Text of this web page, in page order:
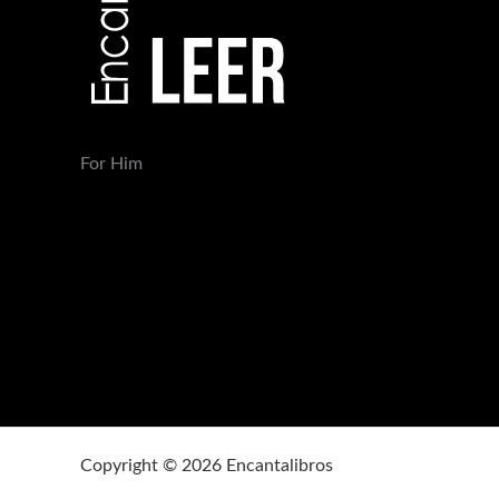
For Him
Copyright © 2026 Encantalibros